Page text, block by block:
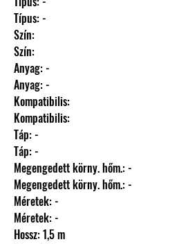
                Típus: -
                Szín:
                Szín:
                Anyag: -
                Anyag: -
                Kompatibilis:
                Kompatibilis:
                Táp: -
                Táp: -
                Megengedett körny. hőm.: -
                Megengedett körny. hőm.: -
                Méretek: -
                Méretek: -
                Hossz: 1,5 m